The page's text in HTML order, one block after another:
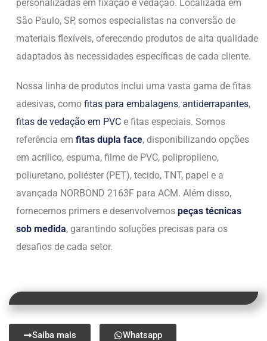
personalizadas em fixação e vedação. Localizada em
São Paulo, SP, somos especialistas na conversão de
materiais flexíveis, oferecendo produtos de alta qualidade
adaptados às necessidades específicas de cada cliente.
Nossa linha de produtos inclui uma vasta gama de fitas
adesivas, como fitas para embalagens, antiderrapantes,
fitas de vedação em PVC e fitas especiais. Somos
referência em fitas dupla face, disponibilizando opções
em acrílico, espuma, filme de PVC, polipropileno,
poliuretano, poliéster (PET), tecido, TNT, papel e a
avançada NORBOND 2163F para ACM. Além disso,
fornecemos primers e desenvolvemos peças técnicas
sob medida, garantindo soluções precisas para os
desafios de cada setor.
Saiba mais Whatsapp